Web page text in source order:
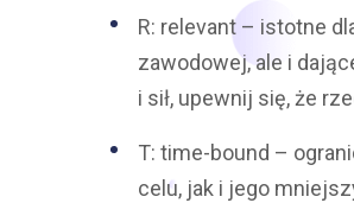
R: relevant – istotne
zawodowej, ale i
i sił, upewnij się, że
T: time-bound –
celu, jak i jego